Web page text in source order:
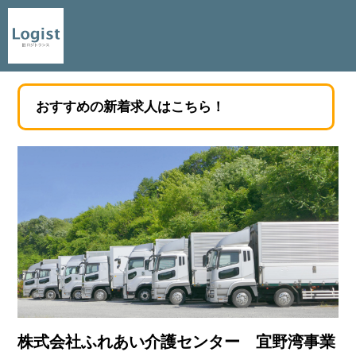
おすすめの新着求人はこちら！
株式会社ふれあい介護センター 宜野湾事業